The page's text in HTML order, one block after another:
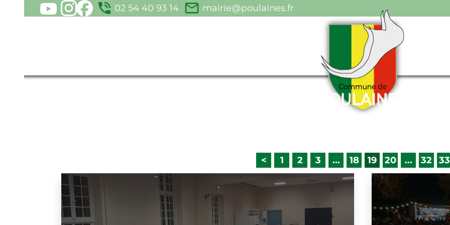
02 54 40 93 14
phone_in_talk mail_outline mairie@poulaines.fr
... 18 19 20 ... 32 33 34